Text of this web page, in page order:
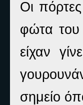
Οι
φώτα του
είχαν
σημείο